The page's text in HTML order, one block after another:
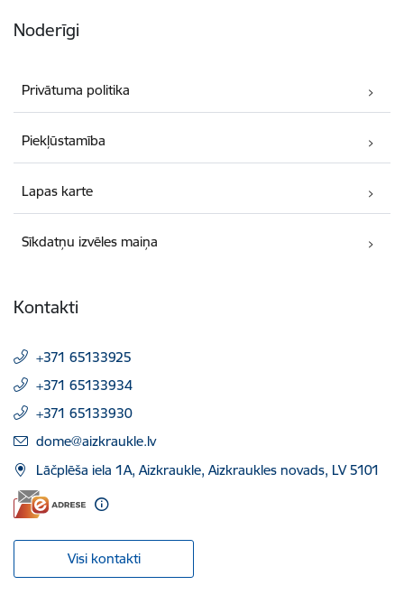
Noderīgi
Privātuma politika
Piekļūstamība
Lapas karte
Sīkdatņu izvēles maiņa
Kontakti
+371 65133925
+371 65133934
+371 65133930
E-pasts:
dome@aizkraukle.lv
Lāčplēša iela 1A, Aizkraukle, Aizkraukles novads, LV 5101
Visi kontakti